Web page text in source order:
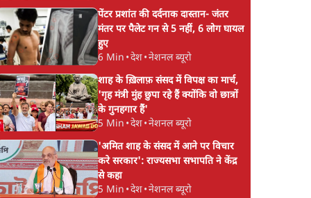
पेंटर प्रशांत की दर्दनाक दास्तान- जंतर
मंतर पर पैलेट गन से 5 नहीं, 6 लोग घायल
हुए
6 Min •देश•नेशनल ब्यूरो
शाह के ख़िलाफ़ संसद में विपक्ष का मार्च,
'गृह मंत्री मुंह छुपा रहे हैं क्योंकि वो छात्रों
के गुनहगार हैं'
5 Min •देश•नेशनल ब्यूरो
'अमित शाह के संसद में आने पर विचार
करे सरकार': राज्यसभा सभापति ने केंद्र
से कहा
5 Min •देश•नेशनल ब्यूरो